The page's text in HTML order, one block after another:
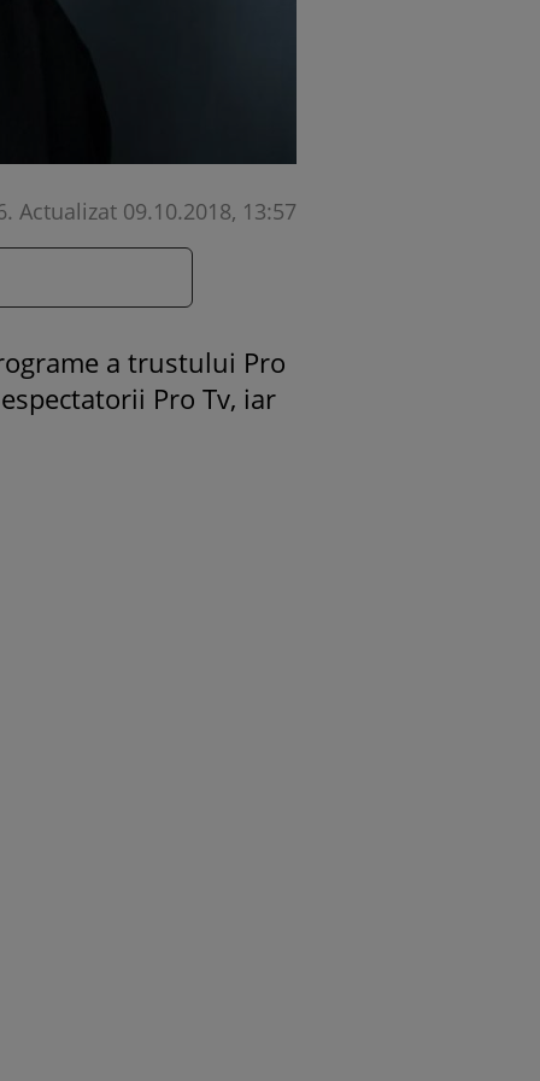
. Actualizat 09.10.2018, 13:57
a trustului Pro
Pro Tv, iar